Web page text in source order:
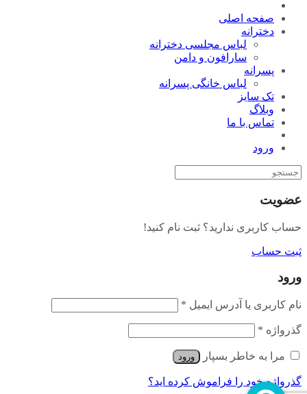
صفحه اصلی
دخترانه
لباس مجلسی دخترانه
سارافون و دامن
پسرانه
لباس خانگی پسرانه
تک سایز
وبلاگ
تماس با ما
ورود
عضویت
حساب کاربری ندارید؟ ثبت نام کنید!
ثبت حساب
ورود
نام کاربری یا آدرس ایمیل *
گذرواژه *
مرا به خاطر بسپار ورود
گذرواژه خود را فراموش کرده اید؟